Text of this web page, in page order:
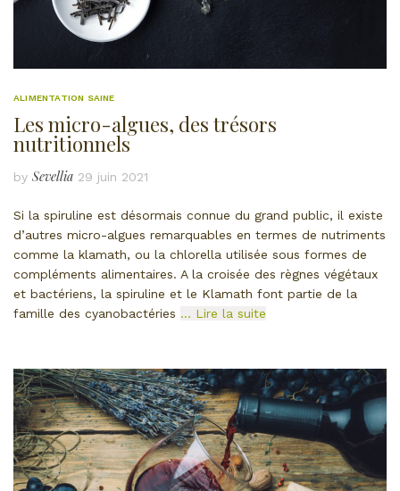
ALIMENTATION SAINE
Les micro-algues, des trésors
nutritionnels
by Sevellia 29 juin 2021
Si la spiruline est désormais connue du grand public, il existe
d’autres micro-algues remarquables en termes de nutriments
comme la klamath, ou la chlorella utilisée sous formes de
compléments alimentaires. A la croisée des règnes végétaux
et bactériens, la spiruline et le Klamath font partie de la
famille des cyanobactéries … Lire la suite